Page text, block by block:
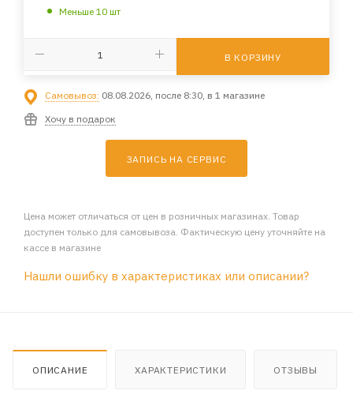
Меньше 10 шт
В КОРЗИНУ
Самовывоз: 08.08.2026, после 8:30, в 1 магазине
Хочу в подарок
ЗАПИСЬ НА СЕРВИС
Цена может отличаться от цен в розничных магазинах. Товар
доступен только для самовывоза. Фактическую цену уточняйте на
кассе в магазине
Нашли ошибку в характеристиках или описании?
ОПИСАНИЕ ХАРАКТЕРИСТИКИ ОТЗЫВЫ